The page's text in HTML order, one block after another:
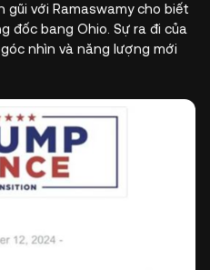
gũi với Ramaswamy cho biết
đốc bang Ohio. Sự ra đi của
nhìn và năng lượng mới